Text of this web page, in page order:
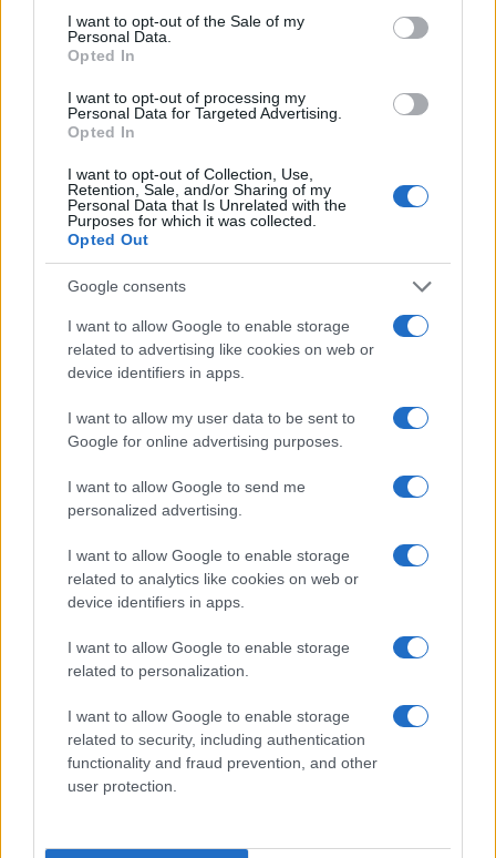
consent section.
I want to opt-out of the Sale of my
Personal Data.
Opted In
I want to opt-out of processing my
Personal Data for Targeted Advertising.
Opted In
I want to opt-out of Collection, Use,
Retention, Sale, and/or Sharing of my
Personal Data that Is Unrelated with the
Purposes for which it was collected.
Opted Out
Google consents
I want to allow Google to enable storage
related to advertising like cookies on web or
device identifiers in apps.
I want to allow my user data to be sent to
Google for online advertising purposes.
I want to allow Google to send me
personalized advertising.
I want to allow Google to enable storage
related to analytics like cookies on web or
device identifiers in apps.
I want to allow Google to enable storage
related to personalization.
I want to allow Google to enable storage
related to security, including authentication
functionality and fraud prevention, and other
user protection.
ΣΑΝ ΣΗΜΕΡΑ – 7 Αυγούστου 626: Η
Κωνσταντινούπολη σώζεται από
Αβάρους και Πέρσες
«Στη φόρα» για πρώτη φορά
βομβαρδιστικό H-6N με τον πυρηνικό
βαλλιστικό πύραυλο JL-1 εν πτήσει –
Βίντεο
Νέο αεροδρόμιο Ηρακλείου: Τον
Νοέμβριο του 2028 η έναρξη
λειτουργίας
To νέο ελικόπτερο NH90 Standard 2:
Ψηφιακή εξέλιξη για τις ειδικές δυνάμεις